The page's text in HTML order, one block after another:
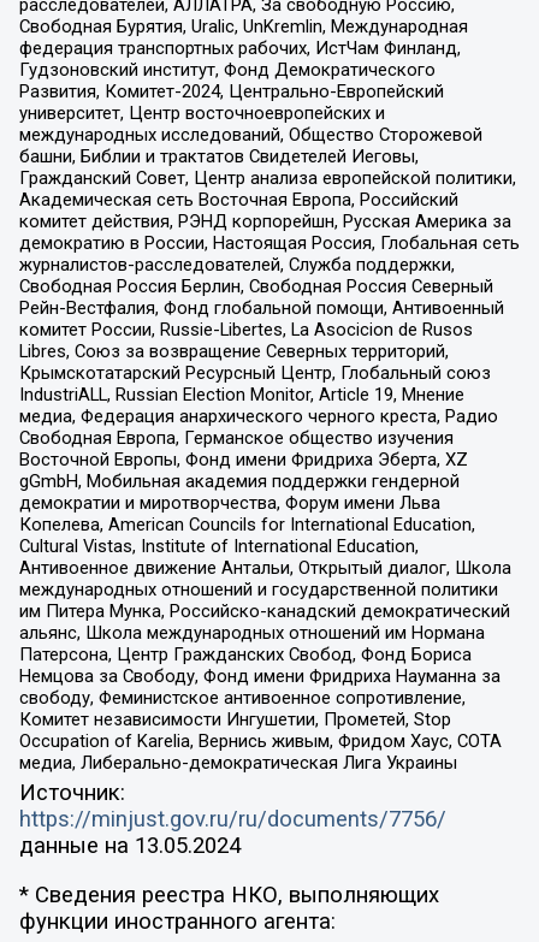
расследователей, АЛЛАТРА, За свободную Россию,
Свободная Бурятия, Uralic, UnKremlin, Международная
федерация транспортных рабочих, ИстЧам Финланд,
Гудзоновский институт, Фонд Демократического
Развития, Комитет-2024, Центрально-Европейский
университет, Центр восточноевропейских и
международных исследований, Общество Сторожевой
башни, Библии и трактатов Свидетелей Иеговы,
Гражданский Совет, Центр анализа европейской политики,
Академическая сеть Восточная Европа, Российский
комитет действия, РЭНД корпорейшн, Русская Америка за
демократию в России, Настоящая Россия, Глобальная сеть
журналистов-расследователей, Служба поддержки,
Свободная Россия Берлин, Свободная Россия Северный
Рейн-Вестфалия, Фонд глобальной помощи, Антивоенный
комитет России, Russie-Libertes, La Asocicion de Rusos
Libres, Союз за возвращение Северных территорий,
Крымскотатарский Ресурсный Центр, Глобальный союз
IndustriALL, Russian Election Monitor, Article 19, Мнение
медиа, Федерация анархического черного креста, Радио
Свободная Европа, Германское общество изучения
Восточной Европы, Фонд имени Фридриха Эберта, XZ
gGmbH, Мобильная академия поддержки гендерной
демократии и миротворчества, Форум имени Льва
Копелева, American Councils for International Education,
Cultural Vistas, Institute of International Education,
Антивоенное движение Антальи, Открытый диалог, Школа
международных отношений и государственной политики
им Питера Мунка, Российско-канадский демократический
альянс, Школа международных отношений им Нормана
Патерсона, Центр Гражданских Свобод, Фонд Бориса
Немцова за Свободу, Фонд имени Фридриха Науманна за
свободу, Феминистское антивоенное сопротивление,
Комитет независимости Ингушетии, Прометей, Stop
Occupation of Karelia, Вернись живым, Фридом Хаус, СОТА
медиа, Либерально-демократическая Лига Украины
Источник:
https://minjust.gov.ru/ru/documents/7756/
данные на 13.05.2024
* Сведения реестра НКО, выполняющих
функции иностранного агента: